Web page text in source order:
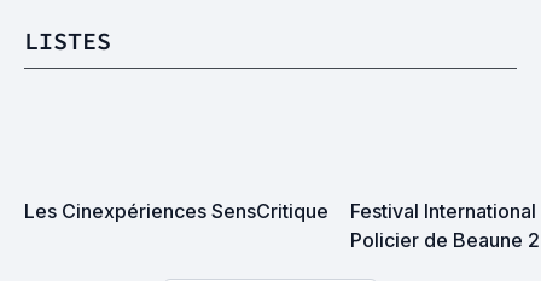
LISTES
Les Cinexpériences SensCritique
Festival International
Policier de Beaune